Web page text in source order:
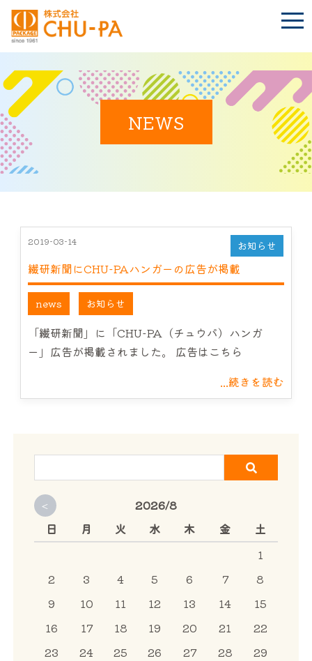
t
o
e
n
a
v
i
g
a
t
o
n
Language BLOG
会社案内
製品紹介
サービス案内
NEWS
2019-03-14
繊研新聞にCHU-PAハンガーの広告が掲載
お知らせ
news お知らせ
「繊研新聞」に「CHU-PA（チュウパ）ハンガ
ー」広告が掲載されました。 広告はこちら
...続きを読む
<
2026/8
日
月 火 水 木 金
土
1
2
3 4 5 6 7
8
9
10 11 12 13 14
15
16
17 18 19 20 21
22
23
24 25 26 27 28
29